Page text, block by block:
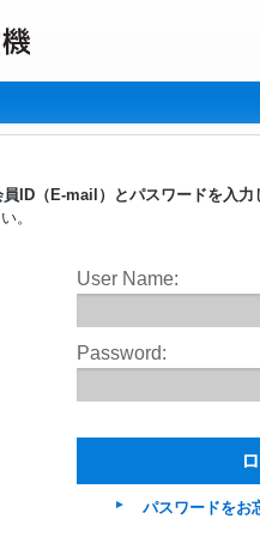
ID（E-mail）とパスワードを入
。
User Name:
Password:
パスワードをお